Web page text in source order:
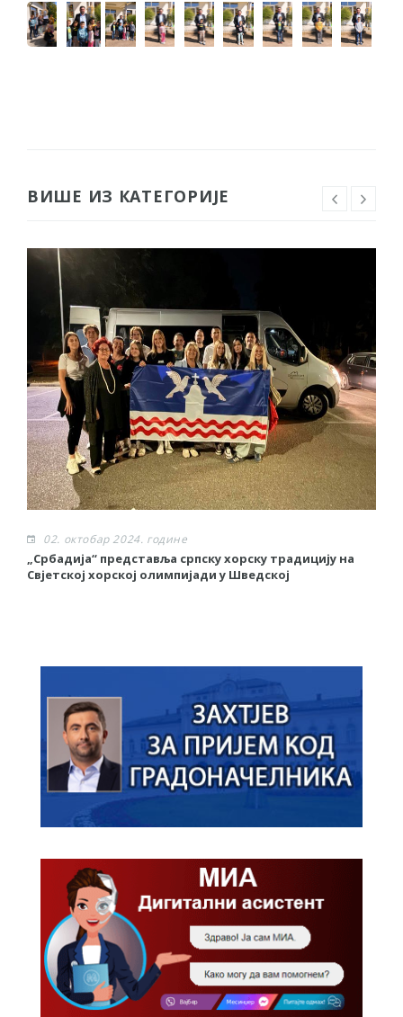
ВИШЕ ИЗ КАТЕГОРИЈЕ
02. октобар 2024. године
„Србадија“ представља српску хорску традицију на
Свјетској хорској олимпијади у Шведској